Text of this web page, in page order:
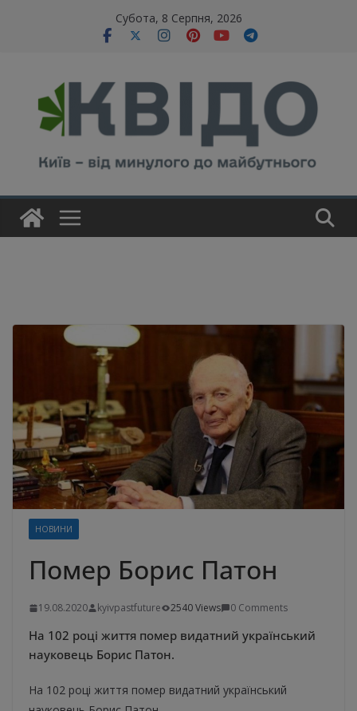
Субота, 8 Серпня, 2026
НОВИНИ
Помер Борис Патон
19.08.2020 kyivpastfuture 2540 Views 0 Comments
На 102 році життя помер видатний український
науковець Борис Патон.
На 102 році життя помер видатний український
modal-check